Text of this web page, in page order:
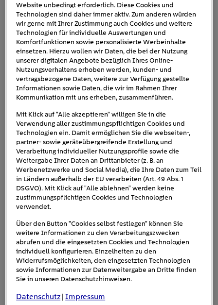
Wann: 25 - 26. September 2024
Dauer: 09:00 - 15:00 Uhr
Wo: B2B Veranstaltung
Eventbeschreibung
Das Event Bfp Fuhrpark, vermittelt ein breites Wissen
für Personen, die im Bereich der betrieblichen
Mobilität tätig sind. Die Veranstaltung ist interaktiv
haben, an verschiedenen Workshops teilzunehmen.
Mit dazu gehören Knowhow-Cafés, Barcamps und Bar
Talks. Zudem besteht die Möglichkeit bei Best-
Practice-Vorträgen hilfreiche Tipps zu erhalten. Am
ersten Tag (25.09.224) wird es eine
geben, die die Möglichkeit bietet, sich schon vorab zu
Website unbedingt erforderlich. Diese Cookies und
Technologien sind daher immer aktiv. Zum anderen würden
wir gerne mit Ihrer Zustimmung auch Cookies und weitere
Technologien für individuelle Auswertungen und
Komfortfunktionen sowie personalisierte Werbeinhalte
einsetzen. Hierzu wollen wir Daten, die bei der Nutzung
unserer digitalen Angebote bezüglich Ihres Online-
Nutzungsverhaltens erhoben werden, kunden- und
vertragsbezogene Daten, weitere zur Verfügung gestellte
Informationen sowie Daten, die wir im Rahmen Ihrer
Kommunikation mit uns erheben, zusammenführen.
Mit Klick auf "Alle akzeptieren" willigen Sie in die
Verwendung aller zustimmungspflichtigen Cookies und
Technologien ein. Damit ermöglichen Sie die webseiten-,
partner- sowie geräteübergreifende Erstellung und
Verarbeitung individueller Nutzungsprofile sowie die
Weitergabe Ihrer Daten an Drittanbieter (z. B. an
Werbenetzwerke und Social Media), die Ihre Daten zum Teil
in Ländern außerhalb der EU verarbeiten (Art. 49 Abs. 1
DSGVO). Mit Klick auf "Alle ablehnen" werden keine
zustimmungspflichtigen Cookies und Technologien
verwendet.
Über den Button "Cookies selbst festlegen" können Sie
weitere Informationen zu den Verarbeitungszwecken
abrufen und die eingesetzten Cookies und Technologien
individuell konfigurieren. Einzelheiten zu den
Widerrufsmöglichkeiten, den eingesetzten Technologien
sowie Informationen zur Datenweitergabe an Dritte finden
Sie in unseren Datenschutzhinweisen.
Datenschutz |Impressum